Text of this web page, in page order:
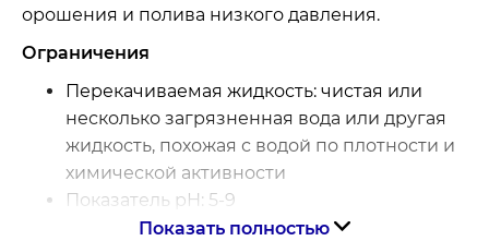
орошения и полива низкого давления.
Ограничения
Перекачиваемая жидкость: чистая или
несколько загрязненная вода или другая
жидкость, похожая с водой по плотности и
химической активности
Показатель рН: 5-9
Максимальный размер частиц, не более,
Показать полностью